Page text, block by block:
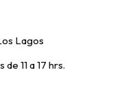
Lagos
11 a 17 hrs.